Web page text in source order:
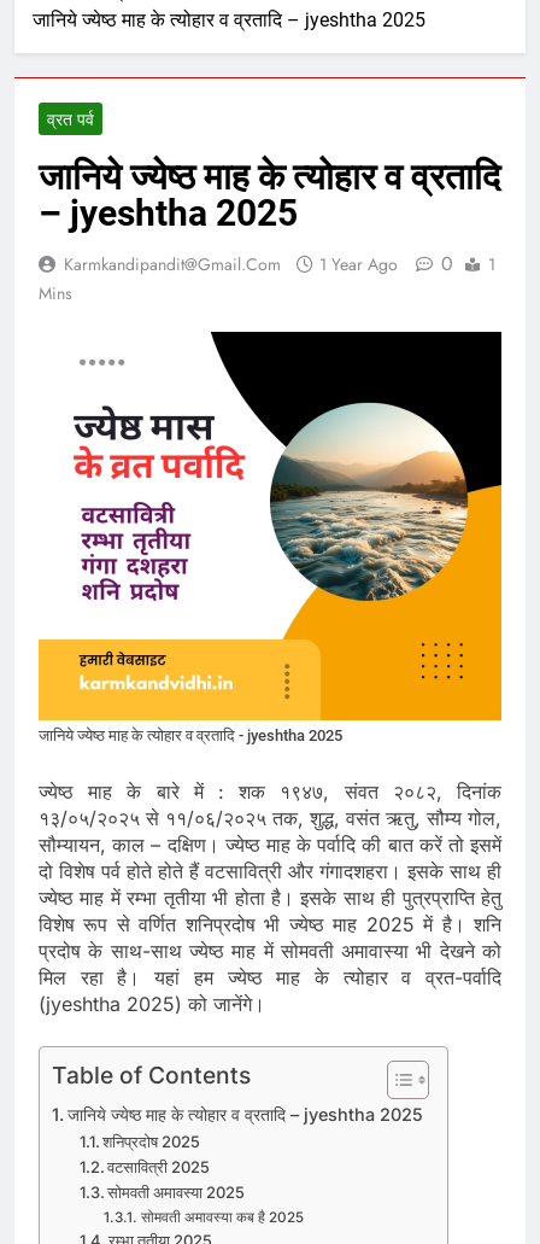
जानिये ज्येष्ठ माह के त्योहार व व्रतादि – jyeshtha 2025
व्रत पर्व
जानिये ज्येष्ठ माह के त्योहार व व्रतादि
– jyeshtha 2025
Karmkandipandit@gmail.com 1 Year Ago 0
1
Mins
जानिये ज्येष्ठ माह के त्योहार व व्रतादि - jyeshtha 2025
ज्येष्ठ माह के बारे में : शक १९४७, संवत २०८२, दिनांक
१३/०५/२०२५ से ११/०६/२०२५ तक, शुद्ध, वसंत ऋतु, सौम्य गोल,
सौम्यायन, काल – दक्षिण। ज्येष्ठ माह के पर्वादि की बात करें तो इसमें
दो विशेष पर्व होते होते हैं वटसावित्री और गंगादशहरा। इसके साथ ही
ज्येष्ठ माह में रम्भा तृतीया भी होता है। इसके साथ ही पुत्रप्राप्ति हेतु
विशेष रूप से वर्णित शनिप्रदोष भी ज्येष्ठ माह 2025 में है। शनि
प्रदोष के साथ-साथ ज्येष्ठ माह में सोमवती अमावास्या भी देखने को
मिल रहा है। यहां हम ज्येष्ठ माह के त्योहार व व्रत-पर्वादि
(jyeshtha 2025) को जानेंगे।
Table of Contents
जानिये ज्येष्ठ माह के त्योहार व व्रतादि – jyeshtha 2025
शनिप्रदोष 2025
वटसावित्री 2025
सोमवती अमावस्या 2025
सोमवती अमावस्या कब है 2025